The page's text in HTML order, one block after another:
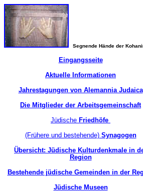
Segnende Hände der
Eingangsseite
Aktuelle Informationen
Jahrestagungen von Alemannia Judaica
Die Mitglieder der Arbeitsgemeinschaft
Jüdische Friedhöfe
(Frühere und bestehende)Synagogen
Übersicht: Jüdische Kulturdenkmale in
Region
Bestehende jüdische Gemeinden in der
Jüdische Museen